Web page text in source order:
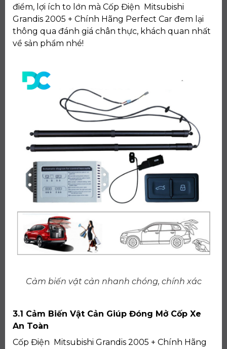
điểm, lợi ích to lớn mà Cốp Điện Mitsubishi
Grandis 2005 + Chính Hãng Perfect Car đem lại
thông qua đánh giá chân thực, khách quan nhất
về sản phẩm nhé!
Cảm biến vật cản nhanh chóng, chính xác
3.1 Cảm Biến Vật Cản Giúp Đóng Mở Cốp Xe
An Toàn
Cốp Điện Mitsubishi Grandis 2005 + Chính Hãng